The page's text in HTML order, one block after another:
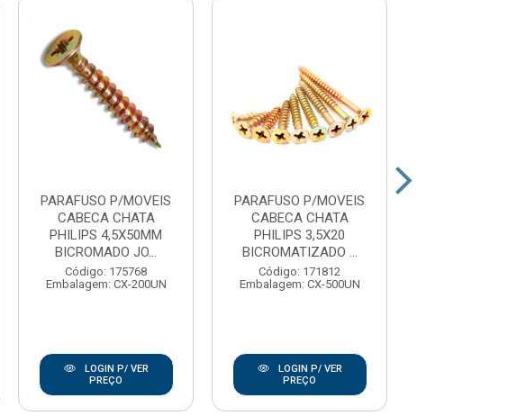
PARAFUSO P/MOVEIS
CABECA CHATA
PHILIPS 4,5X50MM
BICROMADO JO...
Código: 175768
Embalagem: CX-200UN
LOGIN P/ VER
PREÇO
PARAFUSO P/MOVEIS
CABECA CHATA
PHILIPS 3,5X20
BICROMATIZADO ...
Código: 171812
Embalagem: CX-500UN
LOGIN P/ VER
PREÇO